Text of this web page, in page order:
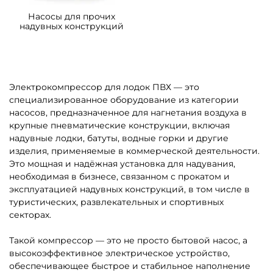
Насосы для прочих
надувных конструкций
Электрокомпрессор для лодок ПВХ — это
специализированное оборудование из категории
насосов, предназначенное для нагнетания воздуха в
крупные пневматические конструкции, включая
надувные лодки, батуты, водные горки и другие
изделия, применяемые в коммерческой деятельности.
Это мощная и надёжная установка для надувания,
необходимая в бизнесе, связанном с прокатом и
эксплуатацией надувных конструкций, в том числе в
туристических, развлекательных и спортивных
секторах.
Такой компрессор — это не просто бытовой насос, а
высокоэффективное электрическое устройство,
обеспечивающее быстрое и стабильное наполнение